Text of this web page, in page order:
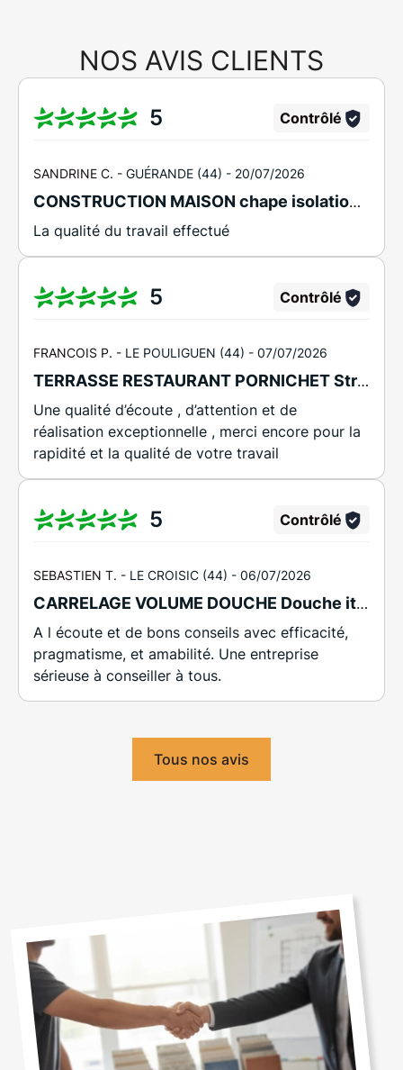
NOS AVIS CLIENTS
5 Contrôlé
SANDRINE C. - GUÉRANDE (44) - 20/07/2026
CONSTRUCTION MAISON chape isolation, carrelage format 90/160, douche faïence
La qualité du travail effectué
5 Contrôlé
FRANCOIS P. - LE POULIGUEN (44) - 07/07/2026
TERRASSE RESTAURANT PORNICHET Structure lambourdes et carrelage 40/120
Une qualité d’écoute , d’attention et de
réalisation exceptionnelle , merci encore pour la
rapidité et la qualité de votre travail
5 Contrôlé
SEBASTIEN T. - LE CROISIC (44) - 06/07/2026
CARRELAGE VOLUME DOUCHE Douche italienne carrelage 120/120 panneaux béton mat
A l écoute et de bons conseils avec efficacité,
pragmatisme, et amabilité. Une entreprise
sérieuse à conseiller à tous.
Tous nos avis